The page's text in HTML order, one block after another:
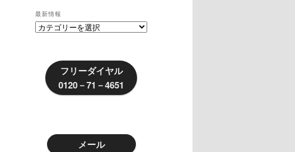
最新情報
最
フリーダイヤル
0120－71－4651
メール